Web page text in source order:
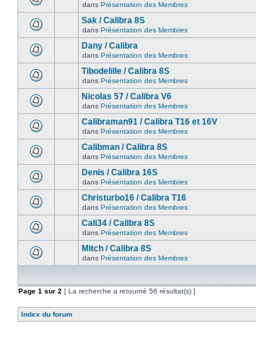
dans Présentation des Membres
Sak / Calibra 8S
dans Présentation des Membres
Dany / Calibra
dans Présentation des Membres
Tibodelille / Calibra 8S
dans Présentation des Membres
Nicolas 57 / Calibra V6
dans Présentation des Membres
Calibraman91 / Calibra T16 et 16V
dans Présentation des Membres
Calibman / Calibra 8S
dans Présentation des Membres
Denis / Calibra 16S
dans Présentation des Membres
Christurbo16 / Calibra T16
dans Présentation des Membres
Cali34 / Calibra 8S
dans Présentation des Membres
Mitch / Calibra 8S
dans Présentation des Membres
Page 1 sur 2 [ La recherche a retourné 56 résultat(s) ]
Index du forum